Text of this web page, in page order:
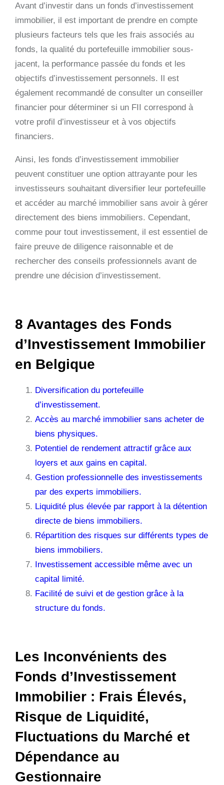
Avant d’investir dans un fonds d’investissement
immobilier, il est important de prendre en compte
plusieurs facteurs tels que les frais associés au
fonds, la qualité du portefeuille immobilier sous-
jacent, la performance passée du fonds et les
objectifs d’investissement personnels. Il est
également recommandé de consulter un conseiller
financier pour déterminer si un FII correspond à
votre profil d’investisseur et à vos objectifs
financiers.
Ainsi, les fonds d’investissement immobilier
peuvent constituer une option attrayante pour les
investisseurs souhaitant diversifier leur portefeuille
et accéder au marché immobilier sans avoir à gérer
directement des biens immobiliers. Cependant,
comme pour tout investissement, il est essentiel de
faire preuve de diligence raisonnable et de
rechercher des conseils professionnels avant de
prendre une décision d’investissement.
8 Avantages des Fonds
d’Investissement Immobilier
en Belgique
Diversification du portefeuille
d’investissement.
Accès au marché immobilier sans acheter de
biens physiques.
Potentiel de rendement attractif grâce aux
loyers et aux gains en capital.
Gestion professionnelle des investissements
par des experts immobiliers.
Liquidité plus élevée par rapport à la détention
directe de biens immobiliers.
Répartition des risques sur différents types de
biens immobiliers.
Investissement accessible même avec un
capital limité.
Facilité de suivi et de gestion grâce à la
structure du fonds.
Les Inconvénients des
Fonds d’Investissement
Immobilier : Frais Élevés,
Risque de Liquidité,
Fluctuations du Marché et
Dépendance au
Gestionnaire